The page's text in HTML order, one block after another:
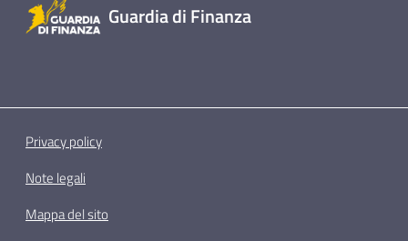
Guardia di Finanza
Privacy policy
Note legali
Mappa del sito